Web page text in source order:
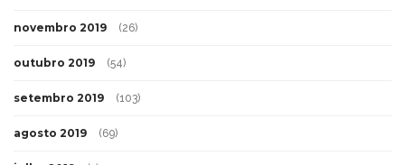
novembro 2019 (26)
outubro 2019 (54)
setembro 2019 (103)
agosto 2019 (69)